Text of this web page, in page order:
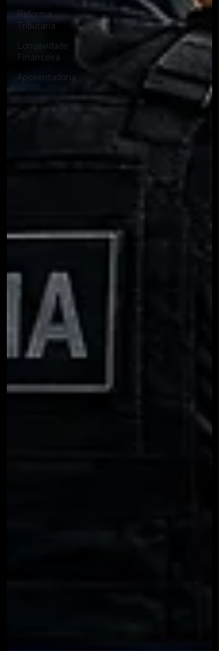
Reforma
Tributária
Longevidade
Financeira
Aposentadoria